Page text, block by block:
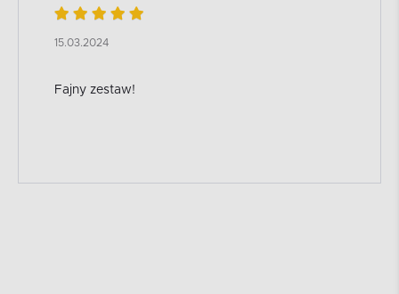
15.03.2024
Fajny zestaw!